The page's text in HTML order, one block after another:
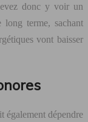
donc y voir un
long terme, sachant
vont baisser
également dépendre